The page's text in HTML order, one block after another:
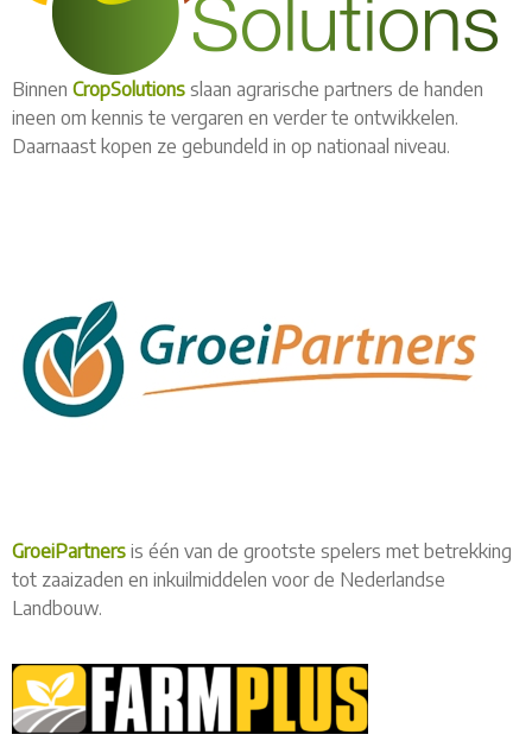
Binnen CropSolutions slaan agrarische partners de handen
ineen om kennis te vergaren en verder te ontwikkelen.
Daarnaast kopen ze gebundeld in op nationaal niveau.
GroeiPartners is één van de grootste spelers met betrekking
tot zaaizaden en inkuilmiddelen voor de Nederlandse
Landbouw.